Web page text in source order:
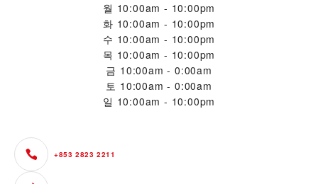
월 10:00am - 10:00pm
화 10:00am - 10:00pm
수 10:00am - 10:00pm
목 10:00am - 10:00pm
금 10:00am - 0:00am
토 10:00am - 0:00am
일 10:00am - 10:00pm
+853 2823 2211